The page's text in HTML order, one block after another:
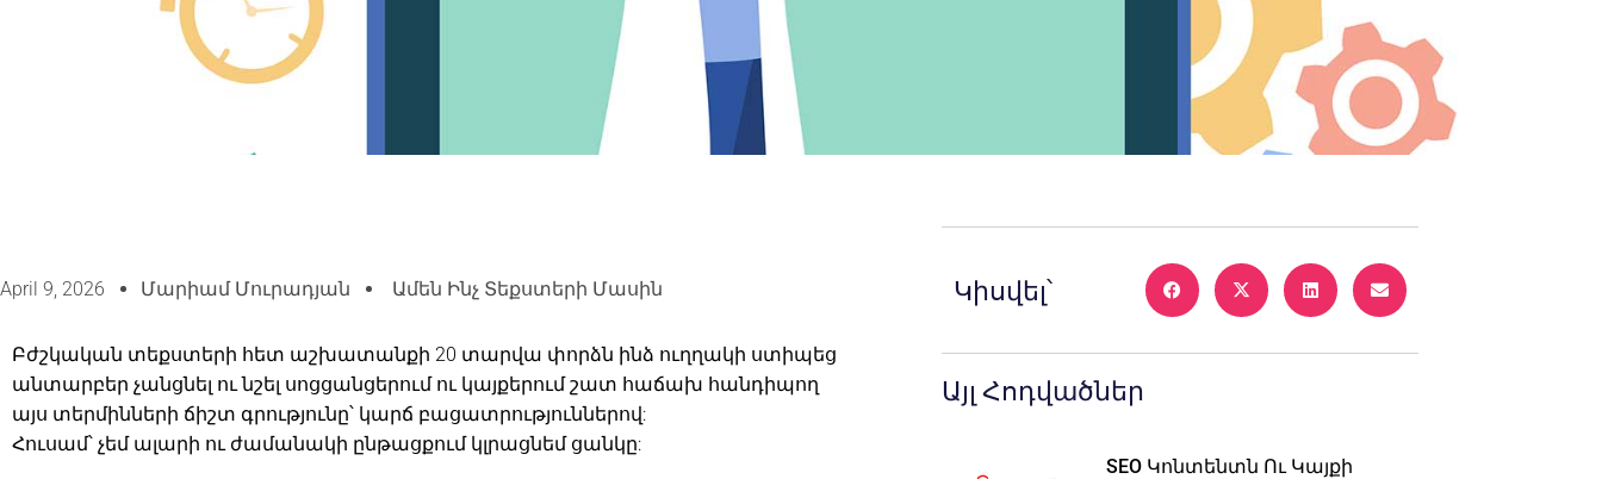
April 9, 2026 Մարիամ Մուրադյան Ամեն Ինչ Տեքստերի Մասին
Բժշկական տեքստերի հետ աշխատանքի 20 տարվա փորձն ինձ ուղղակի ստիպեց
անտարբեր չանցնել ու նշել սոցցանցերում ու կայքերում շատ հաճախ հանդիպող
այս տերմինների ճիշտ գրությունը՝ կարճ բացատրություններով:
Հուսամ՝ չեմ ալարի ու ժամանակի ընթացքում կլրացնեմ ցանկը:
Կիսվել՝
Այլ Հոդվածներ
SEO Կոնտենտն Ու Կայքի